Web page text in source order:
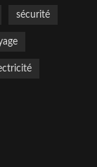
sécurité